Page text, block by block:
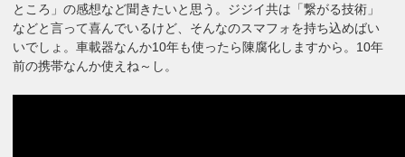
ところ」の感想など聞きたいと思う。ジジイ共は「繋がる技術」
などと言って喜んでいるけど、そんなのスマフォを持ち込めばい
いでしょ。車載器なんか10年も使ったら陳腐化しますから。10年
前の携帯なんか使えね～し。